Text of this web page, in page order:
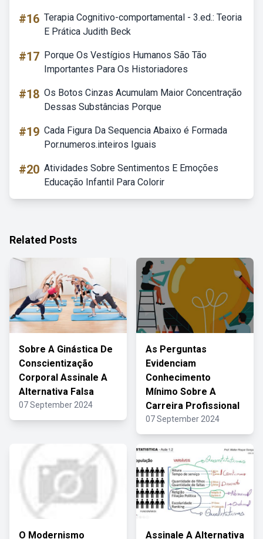
#16 Terapia Cognitivo-comportamental - 3.ed.: Teoria
E Prática Judith Beck
#17 Porque Os Vestígios Humanos São Tão
Importantes Para Os Historiadores
#18 Os Botos Cinzas Acumulam Maior Concentração
Dessas Substâncias Porque
#19 Cada Figura Da Sequencia Abaixo é Formada
Por.numeros.inteiros Iguais
#20 Atividades Sobre Sentimentos E Emoções
Educação Infantil Para Colorir
Related Posts
Sobre A Ginástica De
Conscientização
Corporal Assinale A
Alternativa Falsa
07 September 2024
As Perguntas
Evidenciam
Conhecimento
Mínimo Sobre A
Carreira Profissional
07 September 2024
O Modernismo Assinale A Alternativa